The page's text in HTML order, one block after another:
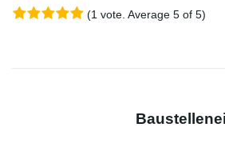
(1 vote. Average 5 of 5)